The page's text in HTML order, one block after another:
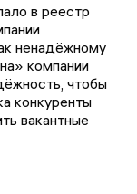
в реестр
ненадёжному
компании
чтобы
конкуренты
вакантные